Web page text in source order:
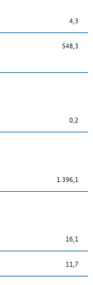
4,3
548,3
0,2
1.396,1
16,1
11,7